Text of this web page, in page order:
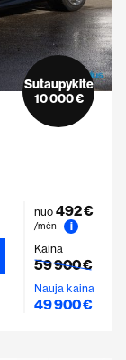
Sutaupykite
10 000 €
nuo 492 €
/mėn
i
Kaina
59 900 €
Nauja kaina
49 900 €